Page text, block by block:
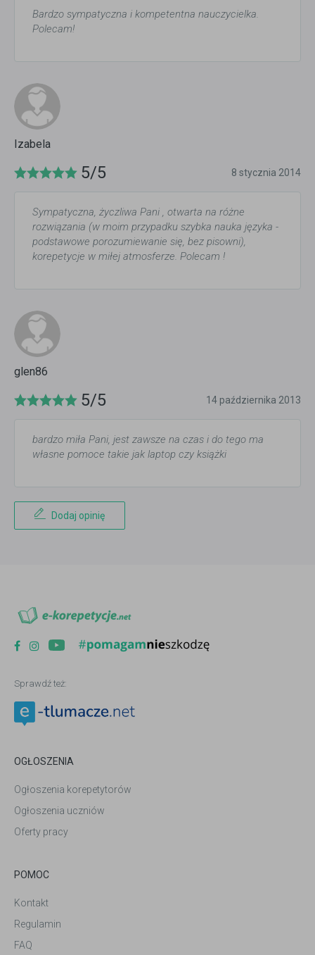
Bardzo sympatyczna i kompetentna nauczycielka.
Polecam!
Izabela
5/5 8 stycznia 2014
Sympatyczna, życzliwa Pani , otwarta na różne
rozwiązania (w moim przypadku szybka nauka języka -
podstawowe porozumiewanie się, bez pisowni),
korepetycje w miłej atmosferze. Polecam !
glen86
5/5 14 października 2013
bardzo miła Pani, jest zawsze na czas i do tego ma
własne pomoce takie jak laptop czy książki
Dodaj opinię
Sprawdź też:
OGŁOSZENIA
Ogłoszenia korepetytorów
Ogłoszenia uczniów
Oferty pracy
POMOC
Kontakt
Regulamin
FAQ